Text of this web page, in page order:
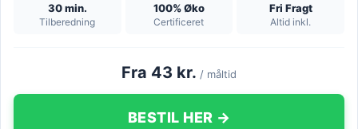
30 min.
Tilberedning
100% Øko
Certificeret
Fri Fragt
Altid inkl.
Fra 43 kr. / måltid
BESTIL HER →